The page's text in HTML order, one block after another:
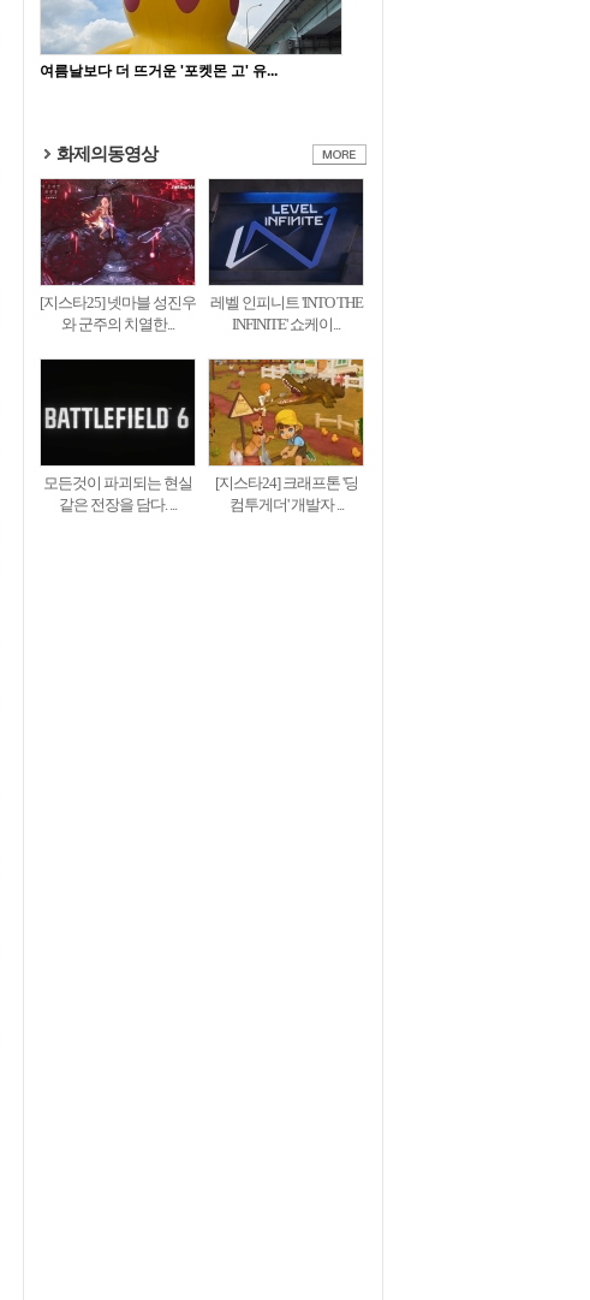
여름날보다 더 뜨거운 '포켓몬 고' 유...
화제의동영상
[지스타25] 넷마블 성진우
와 군주의 치열한...
레벨 인피니트 'INTO THE
INFINITE' 쇼케이...
모든것이 파괴되는 현실
같은 전장을 담다. ...
[지스타24] 크래프톤 '딩
컴투게더' 개발자 ...